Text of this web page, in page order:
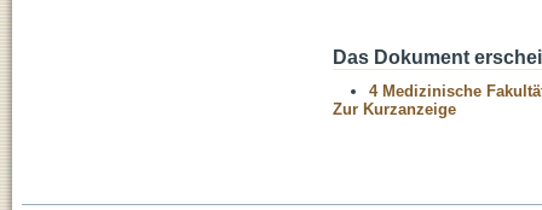
Das Dokument
4 Medizinische
Zur Kurzanzeige